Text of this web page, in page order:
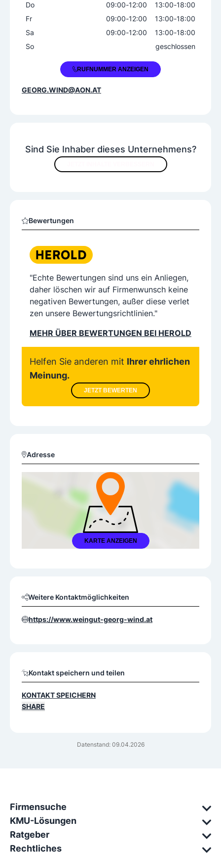
Sonstige Services
Sind Sie Inhaber dieses Unternehmens?
Bewertungen
"Echte Bewertungen sind uns ein Anliegen,
daher löschen wir auf Firmenwunsch keine
negativen Bewertungen, außer diese verlet
zen unsere Bewertungsrichtlinien."
MEHR ÜBER BEWERTUNGEN BEI HEROLD
Helfen Sie anderen mit Ihrer ehrlichen
Meinung.
JETZT BEWERTEN
Adresse
KARTE ANZEIGEN
Datenstand: 09.04.2026
Do
09:00-12:00 13:00-18:00
Fr
09:00-12:00 13:00-18:00
Sa
09:00-12:00 13:00-18:00
So
geschlossen
+43 676 4884210RUFNUMMER ANZEIGEN
GEORG.WIND@AON.AT
Weitere Kontaktmöglichkeiten
https://www.weingut-georg-wind.at
Kontakt speichern und teilen
KONTAKT SPEICHERN
SHARE
Firmensuche
KMU-Lösungen
Ratgeber
Rechtliches